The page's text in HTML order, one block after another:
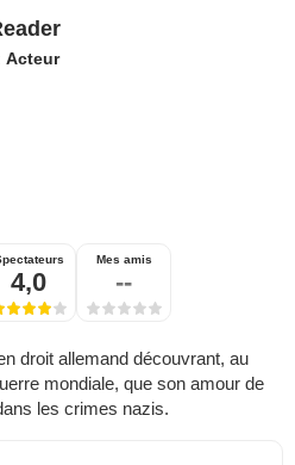
Acteur
4,0
Mes amis
--
droit allemand découvrant, au
mondiale, que son amour de
les crimes nazis.